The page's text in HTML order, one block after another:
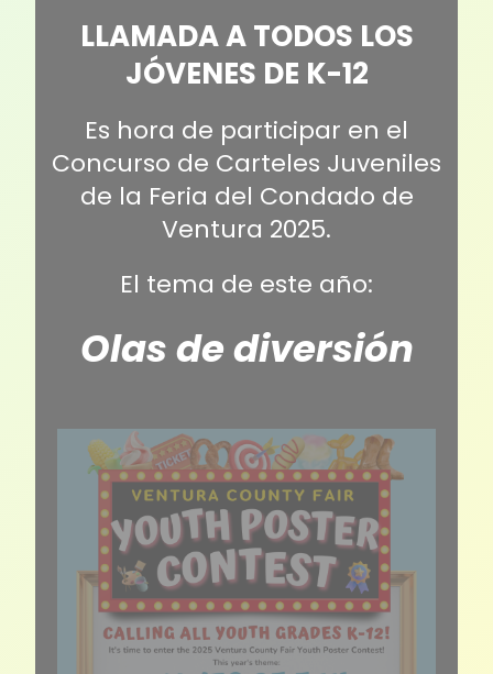
LLAMADA A TODOS LOS
JÓVENES DE K-12
Es hora de participar en el
Concurso de Carteles Juveniles
de la Feria del Condado de
Ventura 2025.
El tema de este año:
Olas de diversión